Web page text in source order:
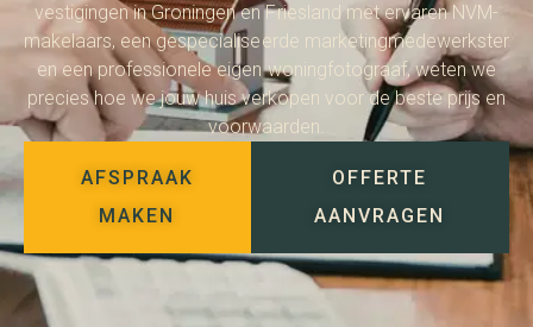
vestigingen in Groningen en Friesland met ervaren NVM-
makelaars, een gespecialiseerde marketingmedewerkster
en een professionele eigen woningfotograaf, weten we
precies hoe we jouw huis verkopen voor de beste prijs en
voorwaarden.
AFSPRAAK
MAKEN
OFFERTE
AANVRAGEN